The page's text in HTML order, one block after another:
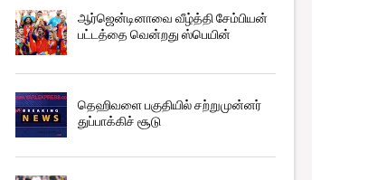
ஆர்ஜென்டினாவை வீழ்த்தி சேம்பியன்
பட்டத்தை வென்றது ஸ்பெயின்
தெஹிவளை பகுதியில் சற்றுமுன்னர்
துப்பாக்கிச் சூடு